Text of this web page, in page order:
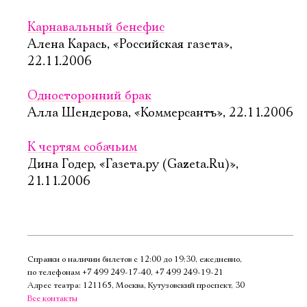
Карнавальный бенефис
Алена Карась, «Российская газета»,
22.11.2006
Односторонний брак
Алла Шендерова, «Коммерсантъ», 22.11.2006
К чертям собачьим
Дина Годер, «Газета.ру (Gazeta.Ru)»,
21.11.2006
Справки о наличии билетов с 12:00 до 19:30, ежедневно,
по телефонам +7 499 249‑17‑40, +7 499 249‑19‑21
Адрес театра: 121165, Москва, Кутузовский проспект, 30
Все контакты